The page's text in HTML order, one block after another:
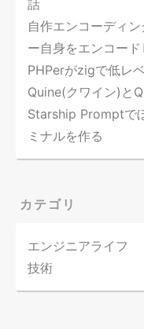
話
自作エンコーディ
ー自身をエンコード
PHPerがzigで低レ
Quine(クワイン)と
Starship Promptで
ミナルを作る
カテゴリ
エンジニアライフ
技術